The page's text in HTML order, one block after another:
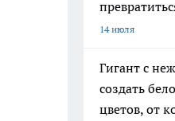
14 июля
Гигант с
создать
цветов, от